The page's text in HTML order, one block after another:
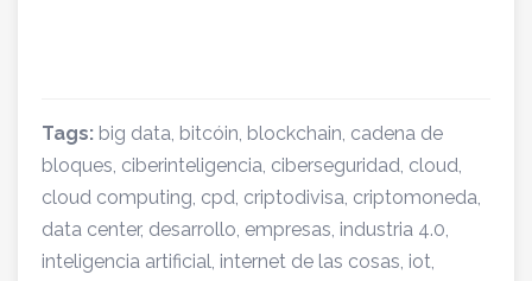
Tags: big data, bitcóin, blockchain, cadena de
bloques, ciberinteligencia, ciberseguridad, cloud,
cloud computing, cpd, criptodivisa, criptomoneda,
data center, desarrollo, empresas, industria 4.0,
inteligencia artificial, internet de las cosas, iot,